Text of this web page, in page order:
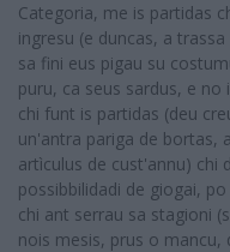
Categoria, me is partidas
ingresu (e duncas, a
sa fini eus pigau su
puru, ca seus sardus, e
chi funt is partidas (deu
un'antra pariga de bortas,
artìculus de cust'annu) chi
possibbilidadi de giogai,
chi ant serrau sa stagioni
nois mesis, prus o mancu,